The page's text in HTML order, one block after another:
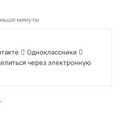
минуты
Одноклассники
через электронную